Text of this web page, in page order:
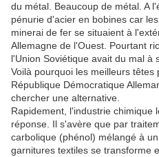
du métal. Beaucoup de métal. A
pénurie d'acier en bobines car
minerai de fer se situaient à
Allemagne de l'Ouest. Pourtant
l'Union Soviétique avait du mal à
Voilà pourquoi les meilleurs
République Démocratique
chercher une alternative.
Rapidement, l'industrie chimique
réponse. Il s'avère que par
carbolique (phénol) mélangé à
garnitures textiles se transforme